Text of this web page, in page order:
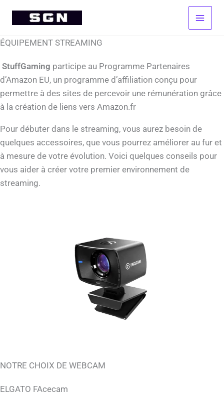
ÉQUIPEMENT STREAMING
StuffGaming participe au Programme Partenaires
d’Amazon EU, un programme d’affiliation conçu pour
permettre à des sites de percevoir une rémunération grâce
à la création de liens vers Amazon.fr
Pour débuter dans le streaming, vous aurez besoin de
quelques accessoires, que vous pourrez améliorer au fur et
à mesure de votre évolution. Voici quelques conseils pour
vous aider à créer votre premier environnement de
streaming.
NOTRE CHOIX DE WEBCAM
ELGATO FAcecam